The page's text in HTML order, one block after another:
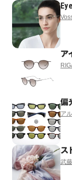
ア
偏
ア
ス
武